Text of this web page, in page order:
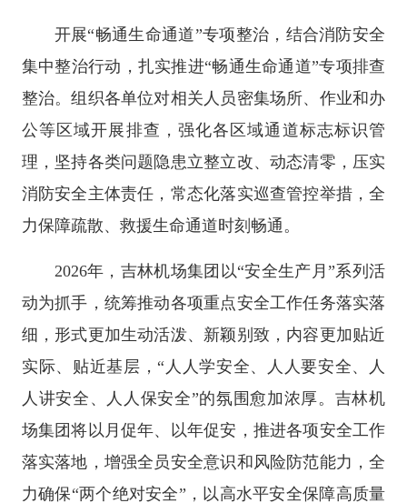
开展“畅通生命通道”专项整治，结合消防安全
集中整治行动，扎实推进“畅通生命通道”专项排查
整治。组织各单位对相关人员密集场所、作业和办
公等区域开展排查，强化各区域通道标志标识管
理，坚持各类问题隐患立整立改、动态清零，压实
消防安全主体责任，常态化落实巡查管控举措，全
力保障疏散、救援生命通道时刻畅通。
2026年，吉林机场集团以“安全生产月”系列活
动为抓手，统筹推动各项重点安全工作任务落实落
细，形式更加生动活泼、新颖别致，内容更加贴近
实际、贴近基层，“人人学安全、人人要安全、人
人讲安全、人人保安全”的氛围愈加浓厚。吉林机
场集团将以月促年、以年促安，推进各项安全工作
落实落地，增强全员安全意识和风险防范能力，全
力确保“两个绝对安全”，以高水平安全保障高质量